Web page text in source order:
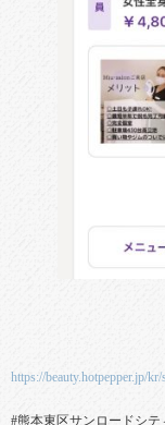
https://beauty.hotpepper.jp/
#熊本東区サンロードシ